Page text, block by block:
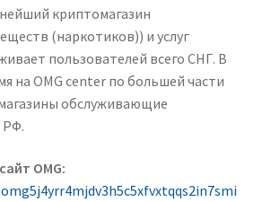
криптомагазин
(наркотиков)) и услуг
пользователей всего СНГ. В
на OMG center по большей части
обслуживающие
РФ.
OMG: